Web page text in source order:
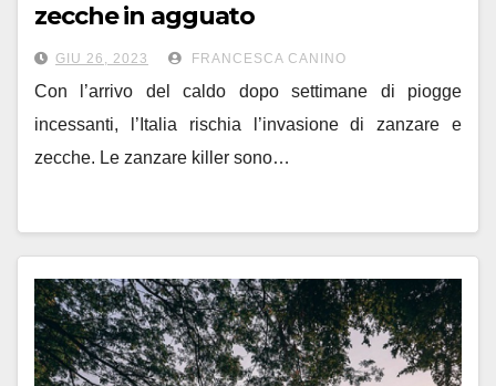
zecche in agguato
GIU 26, 2023 FRANCESCA CANINO
Con l’arrivo del caldo dopo settimane di piogge
incessanti, l’Italia rischia l’invasione di zanzare e
zecche. Le zanzare killer sono…